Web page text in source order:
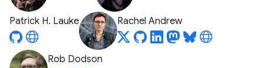
Patrick H. Lauke Rachel Andrew
Rob Dodson